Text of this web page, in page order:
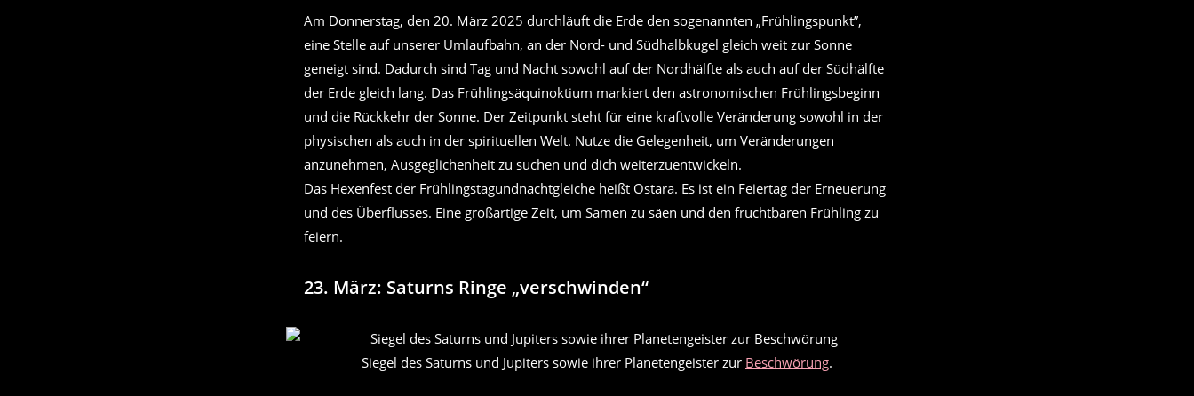
Am Donnerstag, den 20. März 2025 durchläuft die Erde den sogenannten „Frühlingspunkt”,
eine Stelle auf unserer Umlaufbahn, an der Nord- und Südhalbkugel gleich weit zur Sonne
geneigt sind. Dadurch sind Tag und Nacht sowohl auf der Nordhälfte als auch auf der Südhälfte
der Erde gleich lang. Das Frühlingsäquinoktium markiert den astronomischen Frühlingsbeginn
und die Rückkehr der Sonne. Der Zeitpunkt steht für eine kraftvolle Veränderung sowohl in der
physischen als auch in der spirituellen Welt. Nutze die Gelegenheit, um Veränderungen
anzunehmen, Ausgeglichenheit zu suchen und dich weiterzuentwickeln.
Das Hexenfest der Frühlingstagundnachtgleiche heißt Ostara. Es ist ein Feiertag der Erneuerung
und des Überflusses. Eine großartige Zeit, um Samen zu säen und den fruchtbaren Frühling zu
feiern.
23. März: Saturns Ringe „verschwinden“
Siegel des Saturns und Jupiters sowie ihrer Planetengeister zur Beschwörung.